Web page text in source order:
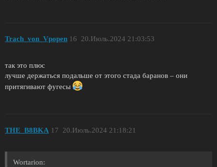
Trach_von_Vpopen 20.Июль.2024 21:03:53
16
так это плюс
лучше держаться подальше от этого стада баранов – они
притягивают фугесы
THE_B8BKA 20.Июль.2024 21:18:21
17
Wortarion: